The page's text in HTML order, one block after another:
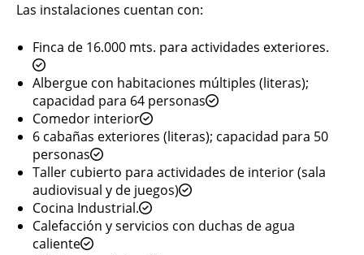
Las instalaciones cuentan con:
Finca de 16.000 mts. para actividades exteriores.
Albergue con habitaciones múltiples (literas);
capacidad para 64 personas
Comedor interior
6 cabañas exteriores (literas); capacidad para 50
personas
Taller cubierto para actividades de interior (sala
audiovisual y de juegos)
Cocina Industrial.
Calefacción y servicios con duchas de agua
caliente